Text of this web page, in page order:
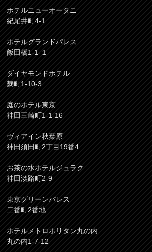
ホテルニューオータニ
紀尾井町4‐1
ホテルグランドパレス
飯田橋1-1-１
ダイヤモンドホテル
麹町1-10-3
庭のホテル東京
神田三崎町1-1-16
ヴィアイン秋葉原
神田須田町2丁目19番4
お茶の水ホテルジュラク
神田淡路町2-9
東京グリーンパレス
二番町2番地
ホテルメトロポリタン丸の内
丸の内1-7-12